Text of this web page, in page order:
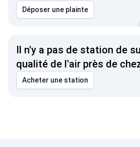
Déposer une plainte
Il n'y a pas de station de
qualité de l'air près de
Acheter une station